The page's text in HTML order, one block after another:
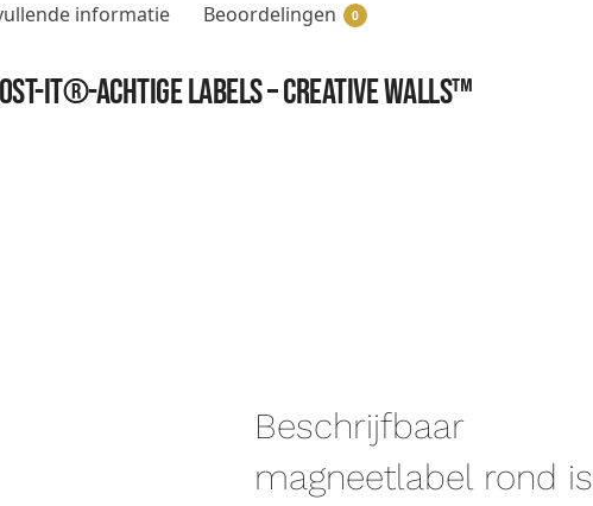
informatie Beoordelingen 0
it®-achtige labels – Creative Walls™
Beschrijfbaar
magneetlabel rond is